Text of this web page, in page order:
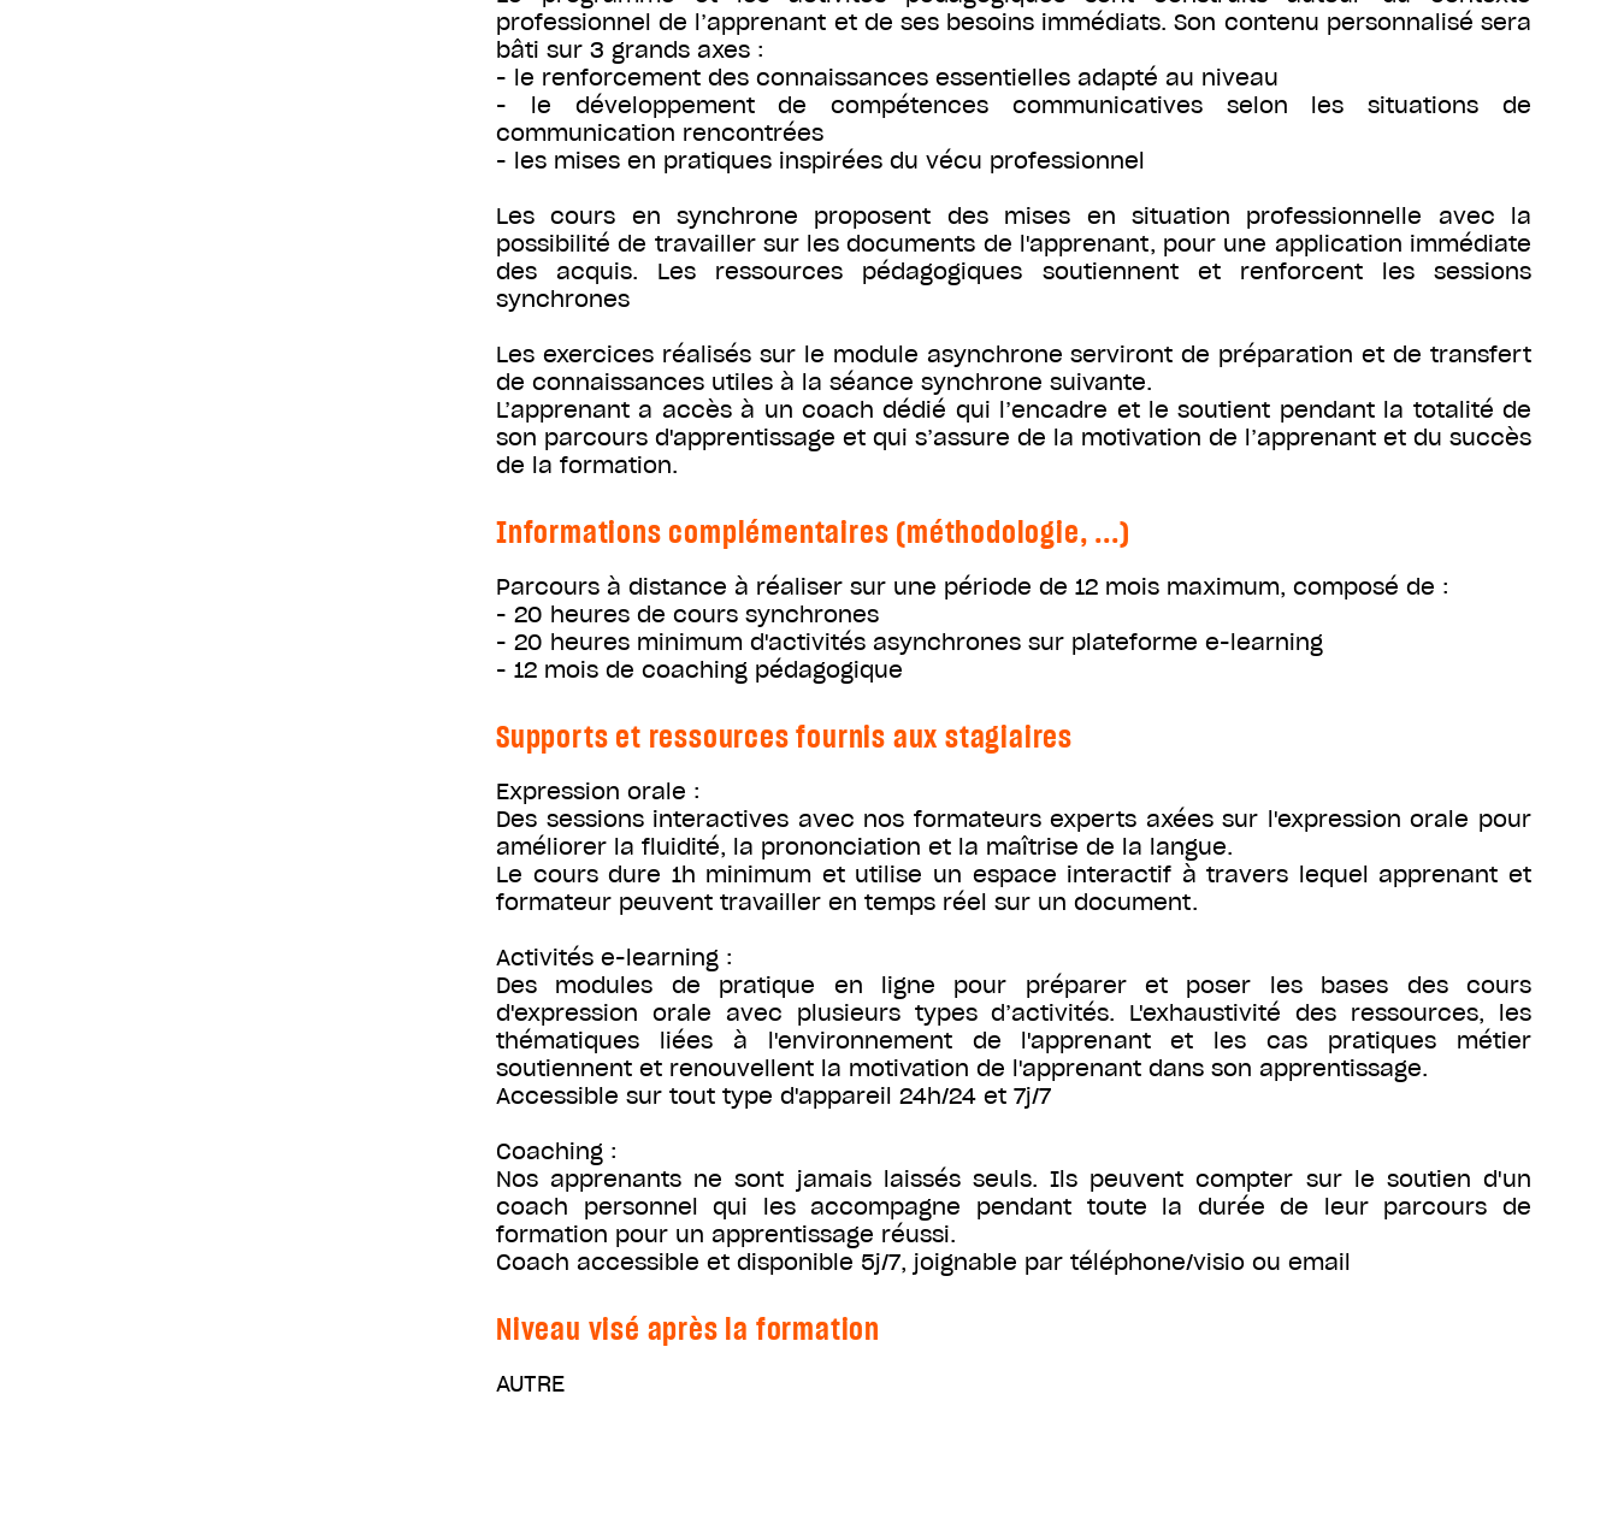
professionnel de l’apprenant et de ses besoins immédiats. Son contenu personnalisé sera
bâti sur 3 grands axes :
- le renforcement des connaissances essentielles adapté au niveau
- le développement de compétences communicatives selon les situations de
communication rencontrées
- les mises en pratiques inspirées du vécu professionnel
Les cours en synchrone proposent des mises en situation professionnelle avec la
possibilité de travailler sur les documents de l'apprenant, pour une application immédiate
des acquis. Les ressources pédagogiques soutiennent et renforcent les sessions
synchrones
Les exercices réalisés sur le module asynchrone serviront de préparation et de transfert
de connaissances utiles à la séance synchrone suivante.
L’apprenant a accès à un coach dédié qui l’encadre et le soutient pendant la totalité de
son parcours d'apprentissage et qui s’assure de la motivation de l’apprenant et du succès
de la formation.
Informations complémentaires (méthodologie, ...)
Parcours à distance à réaliser sur une période de 12 mois maximum, composé de :
- 20 heures de cours synchrones
- 20 heures minimum d'activités asynchrones sur plateforme e-learning
- 12 mois de coaching pédagogique
Supports et ressources fournis aux stagiaires
Expression orale :
Des sessions interactives avec nos formateurs experts axées sur l'expression orale pour
améliorer la fluidité, la prononciation et la maîtrise de la langue.
Le cours dure 1h minimum et utilise un espace interactif à travers lequel apprenant et
formateur peuvent travailler en temps réel sur un document.
Activités e-learning :
Des modules de pratique en ligne pour préparer et poser les bases des cours
d'expression orale avec plusieurs types d’activités. L'exhaustivité des ressources, les
thématiques liées à l'environnement de l'apprenant et les cas pratiques métier
soutiennent et renouvellent la motivation de l'apprenant dans son apprentissage.
Accessible sur tout type d'appareil 24h/24 et 7j/7
Coaching :
Nos apprenants ne sont jamais laissés seuls. Ils peuvent compter sur le soutien d'un
coach personnel qui les accompagne pendant toute la durée de leur parcours de
formation pour un apprentissage réussi.
Coach accessible et disponible 5j/7, joignable par téléphone/visio ou email
Niveau visé après la formation
AUTRE